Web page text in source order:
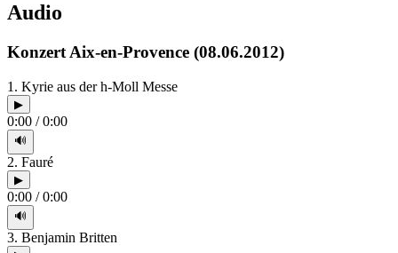
Audio
Konzert Aix-en-Provence (08.06.2012)
1. Kyrie aus der h-Moll Messe
▶
0:00 /0:00
🔊
2. Fauré
▶
0:00 /0:00
🔊
3. Benjamin Britten